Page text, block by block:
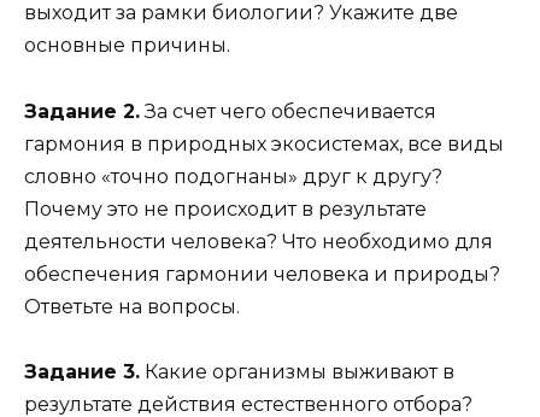
выходит за рамки биологии? Укажите две
основные причины.
Задание 2.За счет чего обеспечивается
гармония в природных экосистемах, все виды
словно «точно подогнаны» друг к другу?
Почему это не происходит в результате
деятельности человека? Что необходимо для
обеспечения гармонии человека и природы?
Ответьте на вопросы.
Задание 3. Какие организмы выживают в
результате действия естественного отбора?